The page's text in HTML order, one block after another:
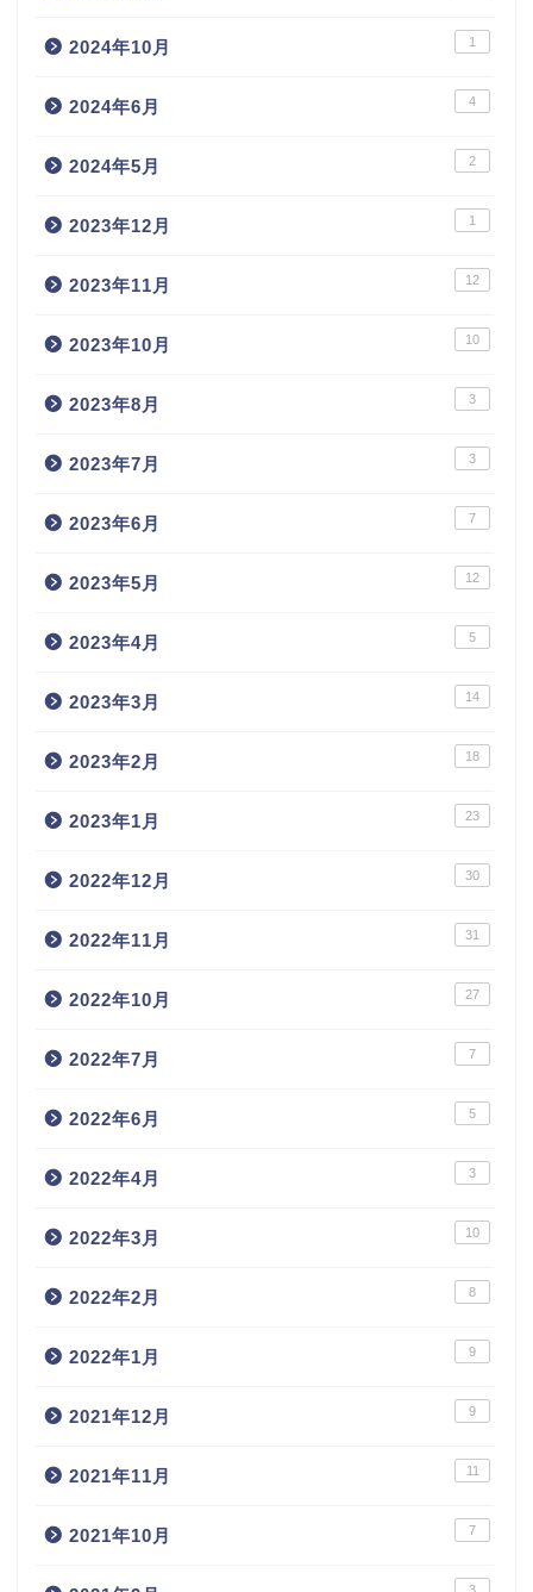
2024年10月 1
2024年6月 4
2024年5月 2
2023年12月 1
2023年11月 12
2023年10月 10
2023年8月 3
2023年7月 3
2023年6月 7
2023年5月 12
2023年4月 5
2023年3月 14
2023年2月 18
2023年1月 23
2022年12月 30
2022年11月 31
2022年10月 27
2022年7月 7
2022年6月 5
2022年4月 3
2022年3月 10
2022年2月 8
2022年1月 9
2021年12月 9
2021年11月 11
2021年10月 7